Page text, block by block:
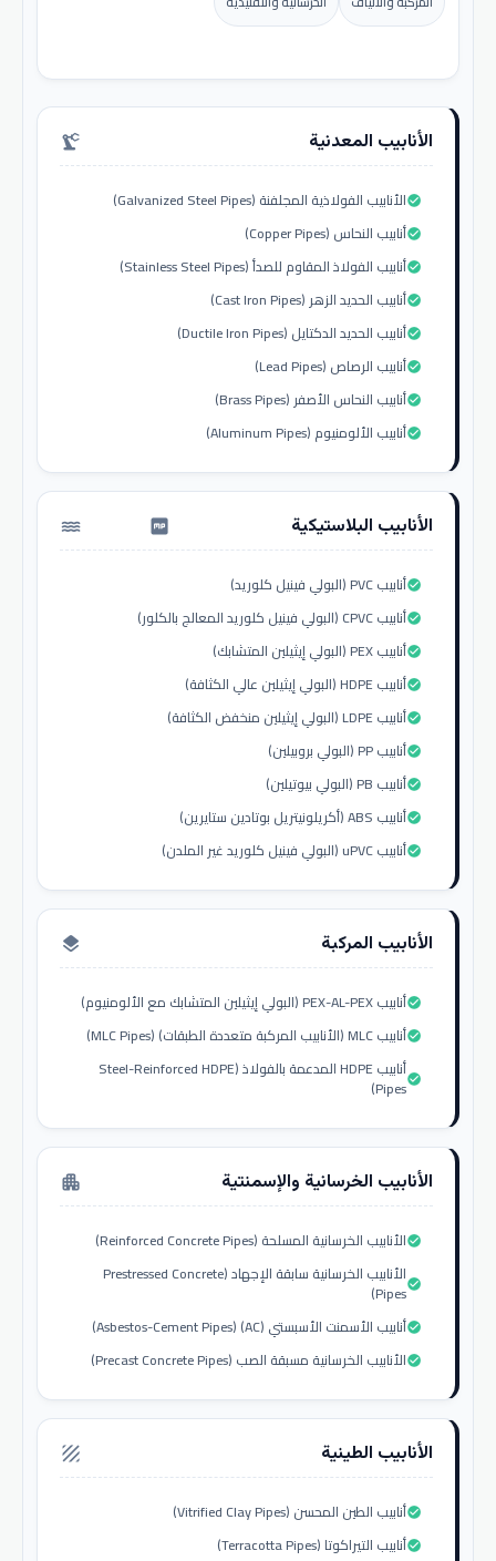
الأنابيب المعدنية precision_manufacturing
الأنابيب الفولاذية المجلفنة (Galvanized Steel Pipes)check_circle
أنابيب النحاس (Copper Pipes)check_circle
أنابيب الفولاذ المقاوم للصدأ (Stainless Steel Pipes)check_circle
أنابيب الحديد الزهر (Cast Iron Pipes)check_circle
أنابيب الحديد الدكتايل (Ductile Iron Pipes)check_circle
أنابيب الرصاص (Lead Pipes)check_circle
أنابيب النحاس الأصفر (Brass Pipes)check_circle
أنابيب الألومنيوم (Aluminum Pipes)check_circle
الأنابيب البلاستيكية water_pump
أنابيب PVC (البولي فينيل كلوريد)check_circle
أنابيب CPVC (البولي فينيل كلوريد المعالج بالكلور)check_circle
أنابيب PEX (البولي إيثيلين المتشابك)check_circle
أنابيب HDPE (البولي إيثيلين عالي الكثافة)check_circle
أنابيب LDPE (البولي إيثيلين منخفض الكثافة)check_circle
أنابيب PP (البولي بروبيلين)check_circle
أنابيب PB (البولي بيوتيلين)check_circle
أنابيب ABS (أكريلونيتريل بوتادين ستايرين)check_circle
أنابيب uPVC (البولي فينيل كلوريد غير الملدن)check_circle
الأنابيب المركبة layers
أنابيب PEX-AL-PEX (البولي إيثيلين المتشابك مع الألومنيوم)check_circle
أنابيب MLC (الأنابيب المركبة متعددة الطبقات) (MLC Pipes)check_circle
أنابيب HDPE المدعمة بالفولاذ (Steel-Reinforced HDPE
Pipes)check_circle
الأنابيب الخرسانية والإسمنتية apartment
الأنابيب الخرسانية المسلحة (Reinforced Concrete Pipes)check_circle
الأنابيب الخرسانية سابقة الإجهاد (Prestressed Concrete
Pipes)check_circle
أنابيب الأسمنت الأسبستي (AC) (Asbestos-Cement Pipes)check_circle
الأنابيب الخرسانية مسبقة الصب (Precast Concrete Pipes)check_circle
الأنابيب الطينية texture
أنابيب الطين المحسن (Vitrified Clay Pipes)check_circle
أنابيب التيراكوتا (Terracotta Pipes)check_circle